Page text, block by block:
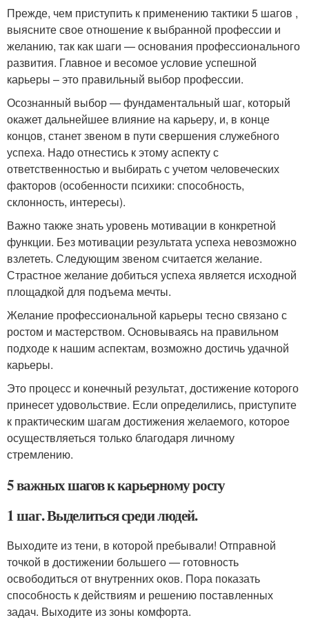
Прежде, чем приступить к применению тактики 5 шагов ,
выясните свое отношение к выбранной профессии и
желанию, так как шаги — основания профессионального
развития. Главное и весомое условие успешной
карьеры – это правильный выбор профессии.
Осознанный выбор — фундаментальный шаг, который
окажет дальнейшее влияние на карьеру, и, в конце
концов, станет звеном в пути свершения служебного
успеха. Надо отнестись к этому аспекту с
ответственностью и выбирать с учетом человеческих
факторов (особенности психики: способность,
склонность, интересы).
Важно также знать уровень мотивации в конкретной
функции. Без мотивации результата успеха невозможно
взлететь. Следующим звеном считается желание.
Страстное желание добиться успеха является исходной
площадкой для подъема мечты.
Желание профессиональной карьеры тесно связано с
ростом и мастерством. Основываясь на правильном
подходе к нашим аспектам, возможно достичь удачной
карьеры.
Это процесс и конечный результат, достижение которого
принесет удовольствие. Если определились, приступите
к практическим шагам достижения желаемого, которое
осуществляеться только благодаря личному
стремлению.
5 важных шагов к карьерному росту
1 шаг. Выделиться среди людей.
Выходите из тени, в которой пребывали! Отправной
точкой в достижении большего — готовность
освободиться от внутренних оков. Пора показать
способность к действиям и решению поставленных
задач. Выходите из зоны комфорта.